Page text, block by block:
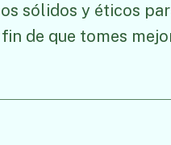
sólidos y éticos
de que tomes